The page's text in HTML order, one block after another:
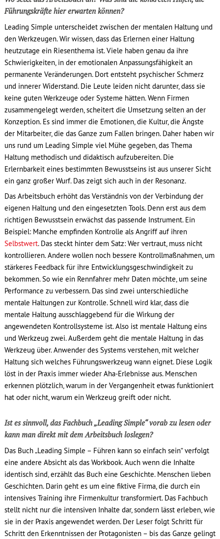
Führungskräfte hier erwarten können?
Leading Simple unterscheidet zwischen der mentalen Haltung und
den Werkzeugen. Wir wissen, dass das Erlernen einer Haltung
heutzutage ein Riesenthema ist. Viele haben genau da ihre
Schwierigkeiten, in der emotionalen Anpassungsfähigkeit an
permanente Veränderungen. Dort entsteht psychischer Schmerz
und innerer Widerstand. Die Leute leiden nicht darunter, dass sie
keine guten Werkzeuge oder Systeme hätten. Wenn Firmen
zusammengelegt werden, scheitert die Umsetzung selten an der
Konzeption. Es sind immer die Emotionen, die Kultur, die Ängste
der Mitarbeiter, die das Ganze zum Fallen bringen. Daher haben wir
uns rund um Leading Simple viel Mühe gegeben, das Thema
Haltung methodisch und didaktisch aufzubereiten. Die
Erlernbarkeit eines bestimmten Bewusstseins ist aus unserer Sicht
ein ganz großer Wurf. Das zeigt sich auch in der Resonanz.
Das Arbeitsbuch erhöht das Verständnis von der Verbindung der
eigenen Haltung und den eingesetzten Tools. Denn erst aus dem
richtigen Bewusstsein erwächst das passende Instrument. Ein
Beispiel: Manche empfinden Kontrolle als Angriff auf ihren
Selbstwert. Das steckt hinter dem Satz: Wer vertraut, muss nicht
kontrollieren. Andere wollen noch bessere Kontrollmaßnahmen, um
stärkeres Feedback für ihre Entwicklungsgeschwindigkeit zu
bekommen. So wie ein Rennfahrer mehr Daten möchte, um seine
Performance zu verbessern. Das sind zwei unterschiedliche
mentale Haltungen zur Kontrolle. Schnell wird klar, dass die
mentale Haltung ausschlaggebend für die Wirkung der
angewendeten Kontrollsysteme ist. Also ist mentale Haltung eins
und Werkzeug zwei. Außerdem geht die mentale Haltung in das
Werkzeug über. Anwender des Systems verstehen, mit welcher
Haltung sich welches Führungswerkzeug wann eignet. Diese Logik
löst in der Praxis immer wieder Aha-Erlebnisse aus. Menschen
erkennen plötzlich, warum in der Vergangenheit etwas funktioniert
hat oder nicht, warum ein Werkzeug greift oder nicht.
Ist es sinnvoll, das Fachbuch „Leading Simple“ vorab zu lesen oder
kann man direkt mit dem Arbeitsbuch loslegen?
Das Buch „Leading Simple – Führen kann so einfach sein“ verfolgt
eine andere Absicht als das Workbook. Auch wenn die Inhalte
identisch sind, erzählt das Buch eine Geschichte. Menschen lieben
Geschichten. Darin geht es um eine fiktive Firma, die durch ein
intensives Training ihre Firmenkultur transformiert. Das Fachbuch
stellt nicht nur die intensiven Inhalte dar, sondern lässt erleben, wie
sie in der Praxis angewendet werden. Der Leser folgt Schritt für
Schritt den Erkenntnissen der Protagonisten – bis das Ganze gelingt